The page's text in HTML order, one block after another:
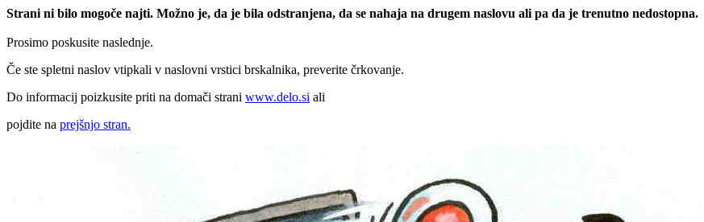
Strani ni bilo mogoče najti. Možno je, da je bila odstranjena, da se nahaja na drugem naslovu ali pa da je trenutno nedostopna.
Prosimo poskusite naslednje.
Če ste spletni naslov vtipkali v naslovni vrstici brskalnika, preverite črkovanje.
Do informacij poizkusite priti na domači strani www.delo.si ali
pojdite na prejšnjo stran.